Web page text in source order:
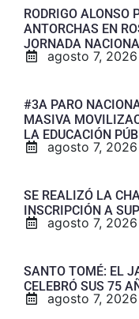
RODRIGO ALONSO
ANTORCHAS EN
JORNADA
agosto 7, 2026
#3A PARO
MASIVA
LA EDUCACIÓN
agosto 7, 2026
SE REALIZÓ LA
INSCRIPCIÓN A
agosto 7, 2026
SANTO TOMÉ: EL
CELEBRÓ SUS 75
agosto 7, 2026